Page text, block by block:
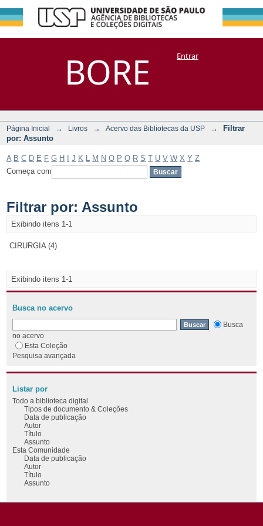
BORE
Filtrar por:
Assunto
DSpace/Manakin + CoriscoEntrar
Página Inicial → Livros → Acervo das Bibliotecas da USP →
Filtrar
por: Assunto
A B C D E F G H J K M N O P Q R S T U V W X Y Z
Começa com
Filtrar por: Assunto
Exibindo itens 1-1
CIRURGIA (4)
Exibindo itens 1-1
Busca no acervo
Busca
no acervo
Esta Coleção
Pesquisa avançada
Listar por
Todo a biblioteca digital
Tipos de documento & Coleções
Data de publicação
Autor
Título
Assunto
Esta Comunidade
Data de publicação
Autor
Título
Assunto